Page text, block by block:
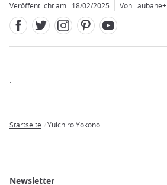
Veröffentlicht am : 18/02/2025 Von :
.
Schließen
for
trap
Startseite Yuichiro Yokono
Newsletter